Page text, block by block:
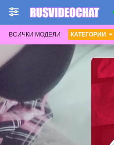
ВСИЧКИ МОДЕЛИ КАТЕГОРИИ